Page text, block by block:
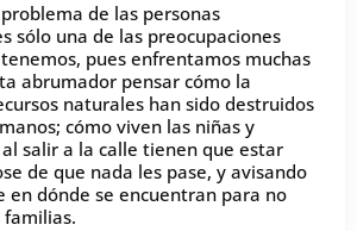
de las personas
sólo una de las preocupaciones
pues enfrentamos muchas
abrumador pensar cómo la
naturales han sido destruidos
cómo viven las niñas y
salir a la calle tienen que estar
de que nada les pase, y avisando
en dónde se encuentran para no
familias.